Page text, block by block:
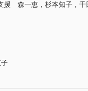
援 森一恵，杉本知子，千